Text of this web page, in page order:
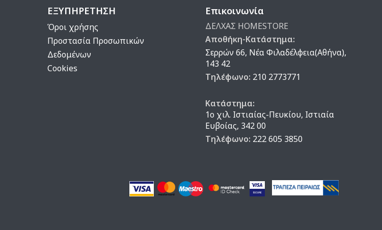
ΕΞΥΠΗΡΕΤΗΣΗ
Όροι χρήσης
Προστασία Προσωπικών
Δεδομένων
Cookies
Επικοινωνία
ΔΕΛΧΑΣ HOMESTORE
Αποθήκη-Κατάστημα:
Σερρών 66, Νέα Φιλαδέλφεια(Αθήνα),
143 42
Τηλέφωνο: 210 2773771
Κατάστημα:
1ο χιλ. Ιστιαίας-Πευκίου, Ιστιαία
Ευβοίας, 342 00
Τηλέφωνο: 222 605 3850